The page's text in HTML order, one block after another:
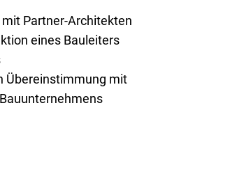
Partner-Architekten
eines Bauleiters
Übereinstimmung mit